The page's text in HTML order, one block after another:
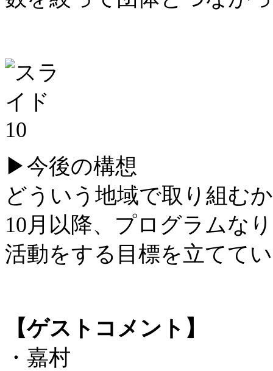
▶︎今後の構想
どういう地域で取り組む
10月以降、プログラムなり
活動をする目標を立てて
【ゲストコメント】
・嘉村